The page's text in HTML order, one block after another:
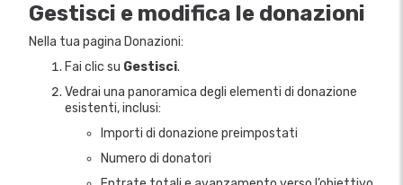
Gestisci e modifica le donazioni
Nella tua pagina Donazioni:
Fai clic su Gestisci.
Vedrai una panoramica degli elementi di donazione
esistenti, inclusi:
Importi di donazione preimpostati
Numero di donatori